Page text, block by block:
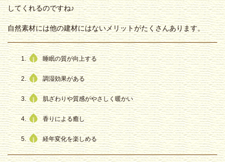
してくれるのですね♪
自然素材には他の建材にはないメリットがたくさんあります。
睡眠の質が向上する
調湿効果がある
肌ざわりや質感がやさしく暖かい
香りによる癒し
経年変化を楽しめる